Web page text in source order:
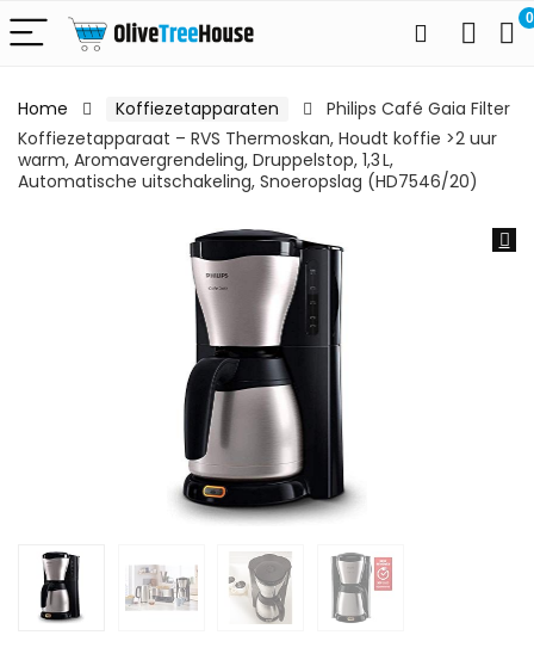
0
Home Koffiezetapparaten
Philips Café Gaia Filter
Koffiezetapparaat – RVS Thermoskan, Houdt koffie >2 uur
warm, Aromavergrendeling, Druppelstop, 1,3 L,
Automatische uitschakeling, Snoeropslag (HD7546/20)